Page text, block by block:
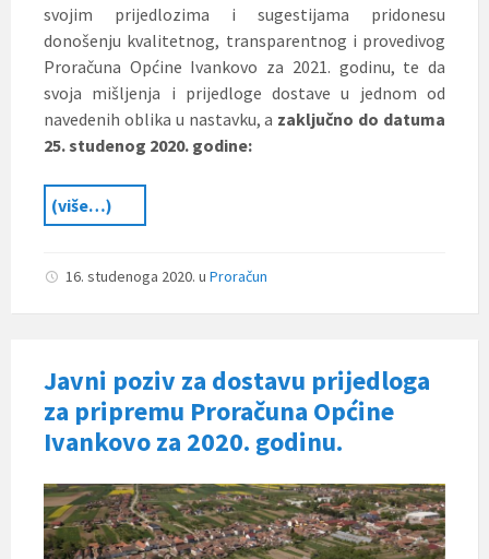
svojim prijedlozima i sugestijama pridonesu
donošenju kvalitetnog, transparentnog i provedivog
Proračuna Općine Ivankovo za 2021. godinu, te da
svoja mišljenja i prijedloge dostave u jednom od
navedenih oblika u nastavku, a zaključno do datuma
25. studenog 2020. godine:
(više…)
16. studenoga 2020. u Proračun
Javni poziv za dostavu prijedloga
za pripremu Proračuna Općine
Ivankovo za 2020. godinu.